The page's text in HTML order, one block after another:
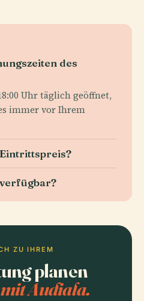
des
Uhr täglich geöffnet,
immer vor Ihrem
ZU IHREM
planen
mit Audiala.